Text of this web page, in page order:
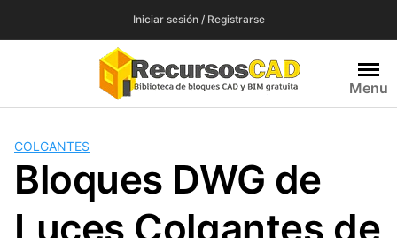
Iniciar sesión / Registrarse
Menu
COLGANTES
Bloques DWG de
Luces Colgantes de